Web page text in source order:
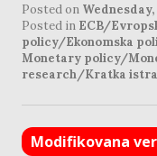
Posted on
Posted in ECB/
policy/Ekonomska
Monetary policy/
research/Kratka
Modifikovana